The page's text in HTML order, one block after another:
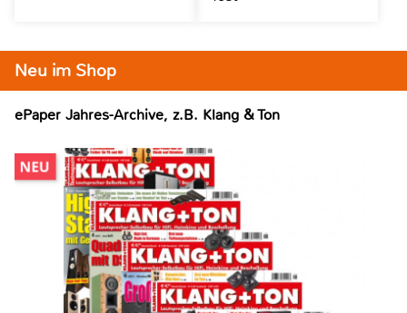
Neu im Shop
ePaper Jahres-Archive, z.B. Klang & Ton